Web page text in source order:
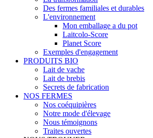
Des fermes familiales et durables
L'environnement
Mon emballage a du pot
Laitcolo-Score
Planet Score
Exemples d'engagement
PRODUITS BIO
Lait de vache
Lait de brebis
Secrets de fabrication
NOS FERMES
Nos coéquipières
Notre mode d'élevage
Nous témoignons
Traites ouvertes